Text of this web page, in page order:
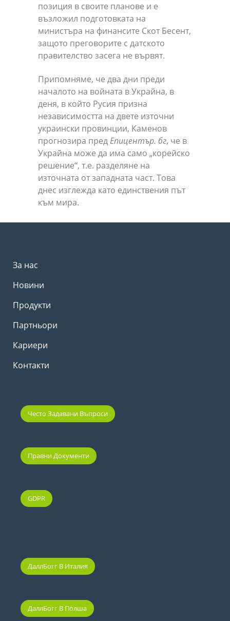
позиция в своите планове и е
възложил подготовката на
министъра на финансите Скот Бесент,
защото преговорите с датското
правителство засега не вървят.
Припомняме, че два дни преди
началото на войната в Украйна, в
деня, в който Русия призна
независимостта на двете източни
украински провинции, Каменов
прогнозира предЕпицентър. бг, че в
Украйна може да има само „корейско
решение“, т.е. разделяне на
източната от западната част. Това
днес изглежда като единствения път
към мира.
За нас
Новини
Продукти
Партньори
Кариери
Контакти
Често Задавани Въпроси
Правни Документи
GDPR
ДаллБогг В Италия
ДаллБогг В Полша